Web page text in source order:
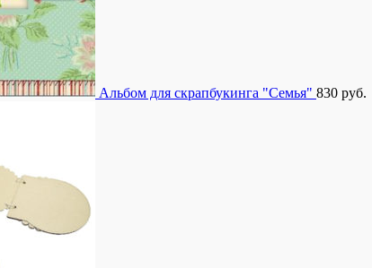
Альбом для скрапбукинга "Семья" 830 руб.